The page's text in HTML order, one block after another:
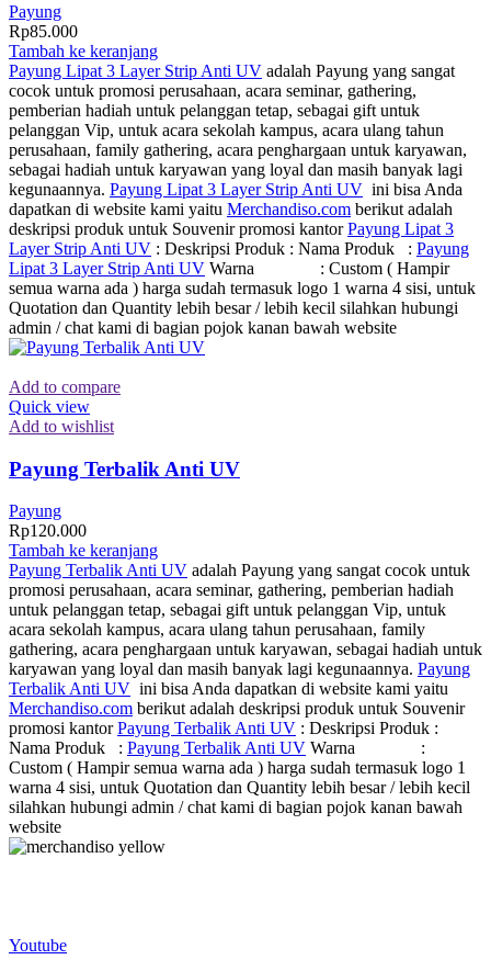
Payung
Rp85.000
Tambah ke keranjang
Payung Lipat 3 Layer Strip Anti UV adalah Payung yang sangat
cocok untuk promosi perusahaan, acara seminar, gathering,
pemberian hadiah untuk pelanggan tetap, sebagai gift untuk
pelanggan Vip, untuk acara sekolah kampus, acara ulang tahun
perusahaan, family gathering, acara penghargaan untuk karyawan,
sebagai hadiah untuk karyawan yang loyal dan masih banyak lagi
kegunaannya. Payung Lipat 3 Layer Strip Anti UV ini bisa Anda
dapatkan di website kami yaitu Merchandiso.com berikut adalah
deskripsi produk untuk Souvenir promosi kantorPayung Lipat 3
Layer Strip Anti UV : Deskripsi Produk : Nama Produk : Payung
Lipat 3 Layer Strip Anti UV Warna : Custom ( Hampir
semua warna ada ) harga sudah termasuk logo 1 warna 4 sisi, untuk
Quotation dan Quantity lebih besar / lebih kecil silahkan hubungi
admin / chat kami di bagian pojok kanan bawah website
Add to compare
Quick view
Add to wishlist
Payung Terbalik Anti UV
Payung
Rp120.000
Tambah ke keranjang
Payung Terbalik Anti UV adalah Payung yang sangat cocok untuk
promosi perusahaan, acara seminar, gathering, pemberian hadiah
untuk pelanggan tetap, sebagai gift untuk pelanggan Vip, untuk
acara sekolah kampus, acara ulang tahun perusahaan, family
gathering, acara penghargaan untuk karyawan, sebagai hadiah untuk
karyawan yang loyal dan masih banyak lagi kegunaannya. Payung
Terbalik Anti UV ini bisa Anda dapatkan di website kami yaitu
Merchandiso.com berikut adalah deskripsi produk untuk Souvenir
promosi kantorPayung Terbalik Anti UV : Deskripsi Produk :
Nama Produk : Payung Terbalik Anti UV Warna :
Custom ( Hampir semua warna ada ) harga sudah termasuk logo 1
warna 4 sisi, untuk Quotation dan Quantity lebih besar / lebih kecil
silahkan hubungi admin / chat kami di bagian pojok kanan bawah
website
Youtube